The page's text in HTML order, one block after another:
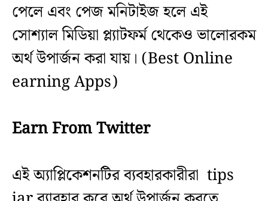
পেলে এবং পেজ মনিটাইজ হলে এই
সোশ্যাল মিডিয়া প্ল্যাটফর্ম থেকেও ভালোরকম
অর্থ উপার্জন করা যায়। (Best Online
earning Apps)
Earn From Twitter
এই অ্যাপ্লিকেশনটির ব্যবহারকারীরা tips